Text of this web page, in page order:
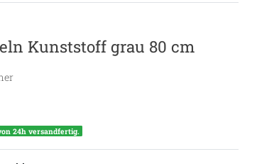
Kunststoff grau 80 cm
24h versandfertig.